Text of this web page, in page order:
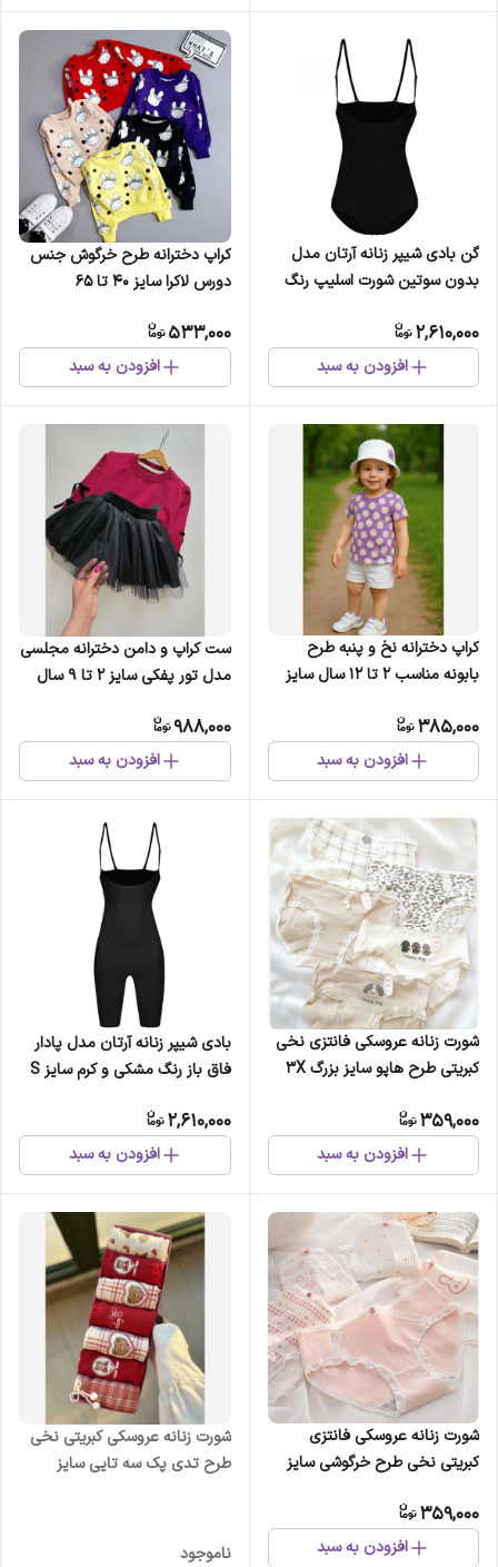
گن بادی شیپر زنانه آرتان مدل
بدون سوتین شورت اسلیپ رنگ
2,610,000
افزودن به سبد
کراپ دخترانه طرح خرگوش جنس
دورس لاکرا سایز 40 تا 65
533,000
افزودن به سبد
کراپ دخترانه نخ و پنبه طرح
بابونه مناسب 2 تا 12 سال سایز
385,000
افزودن به سبد
ست کراپ و دامن دخترانه مجلسی
مدل تور پفکی سایز 2 تا 9 سال
988,000
افزودن به سبد
شورت زنانه عروسکی فانتزی نخی
کبریتی طرح هاپو سایز بزرگ 3X
359,000
افزودن به سبد
بادی شیپر زنانه آرتان مدل پادار
فاق باز رنگ مشکی و کرم سایز S
2,610,000
افزودن به سبد
شورت زنانه عروسکی فانتزی
کبریتی نخی طرح خرگوشی سایز
359,000
افزودن به سبد
شورت زنانه عروسکی کبریتی نخی
طرح تدی پک سه تایی سایز
ناموجود